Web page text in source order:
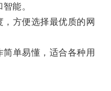
能。
方便选择最优质的网
单易懂，适合各种用